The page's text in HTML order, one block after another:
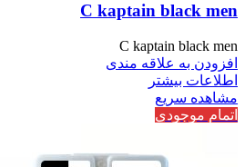
C kaptain black men
C kaptain black men
افزودن به علاقه مندی
اطلاعات بیشتر
مشاهده سریع
اتمام موجودی